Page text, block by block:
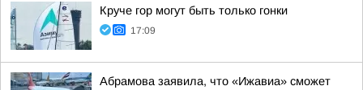
Круче гор могут быть только гонки
17:09
Абрамова заявила, что «Ижавиа» сможет